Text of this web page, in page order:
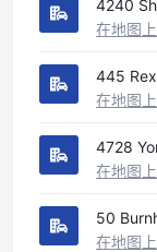
4240
在地图
445
在地图
4728
在地图
50
在地图